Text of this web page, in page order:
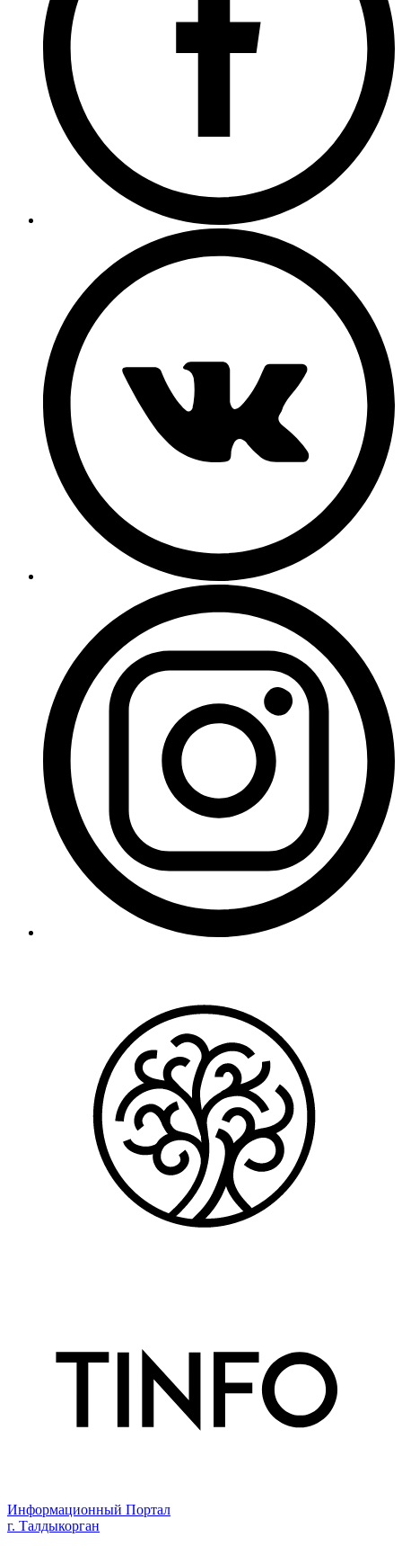
Информационный Портал
г. Талдыкорган